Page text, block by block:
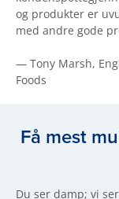
og produkter er
med andre gode
— Tony Marsh,
Foods
Få mest
Du ser damp; vi